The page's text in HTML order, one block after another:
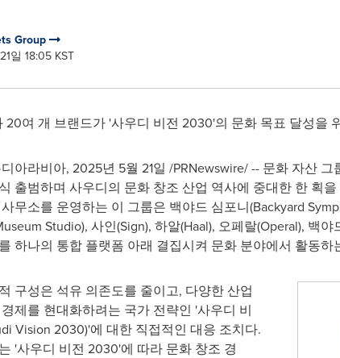
Group
일 18:05 KST
20여 개 브랜드가 '사우디 비전 2030'의 문화 목표 달성을
아라비아, 2025년 5월 21일 /PRNewswire/ -- 문화 자산
출범하며 사우디의 문화 창조 산업 역사에 중대한 한 획
무소를 운영하는 이 그룹은 백야드 심포니(Backyard
Studio), 사인(Sign), 하알(Haal), 오페랄(Operal), 백
하나의 통합 플랫폼 아래 결집시켜 문화 분야에서 활동
구성은 석유 의존도를 줄이고, 다양한 산업
제를 현대화하려는 국가 전략인 '사우디 비
Vision 2030)'에 대한 직접적인 대응 조치다.
'사우디 비전 2030'에 따라 문화 창조 경